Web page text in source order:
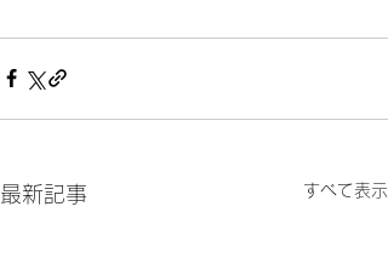
最新記事 すべて表示